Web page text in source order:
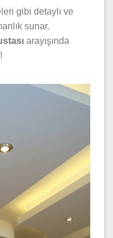
gibi detaylı ve
sunar.
arayışında